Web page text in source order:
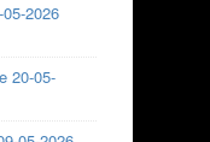
2026
20-05-